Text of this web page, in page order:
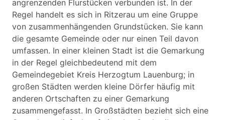
angrenzenden Flurstücken verbunden ist. In der
Regel handelt es sich in Ritzerau um eine Gruppe
von zusammenhängenden Grundstücken. Sie kann
die gesamte Gemeinde oder nur einen Teil davon
umfassen. In einer kleinen Stadt ist die Gemarkung
in der Regel gleichbedeutend mit dem
Gemeindegebiet Kreis Herzogtum Lauenburg; in
großen Städten werden kleine Dörfer häufig mit
anderen Ortschaften zu einer Gemarkung
zusammengefasst. In Großstädten bezieht sich eine